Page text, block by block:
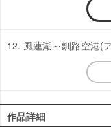
12. 風蓮湖～釧路空港(
作品詳細